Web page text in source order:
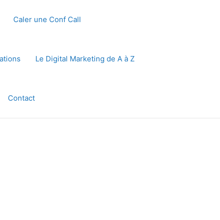
Caler une Conf Call
Le Digital Marketing de A à Z
Contact